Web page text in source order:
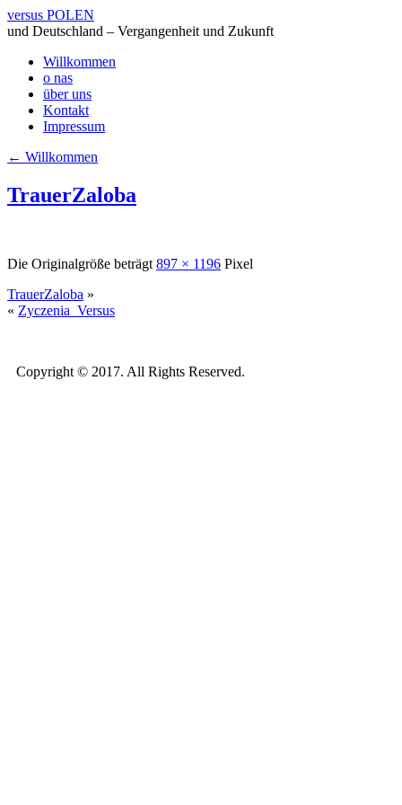
versus POLEN
und Deutschland – Vergangenheit und Zukunft
Willkommen
o nas
über uns
Kontakt
Impressum
← Willkommen
TrauerZaloba
Die Originalgröße beträgt 897 × 1196 Pixel
TrauerZaloba »
« Zyczenia_Versus
Copyright © 2017. All Rights Reserved.